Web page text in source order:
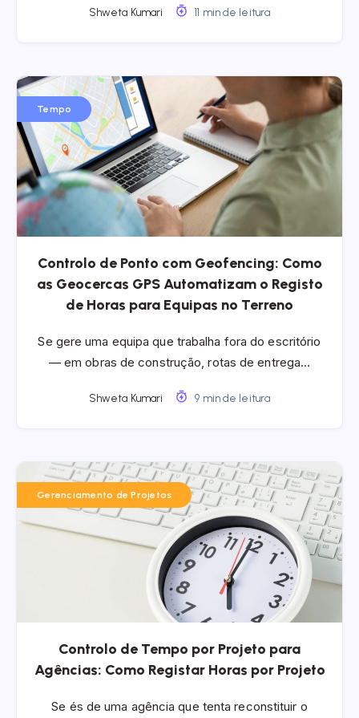
Shweta Kumari 11 min de leitura
Tempo
Controlo de Ponto com Geofencing: Como
as Geocercas GPS Automatizam o Registo
de Horas para Equipas no Terreno
Se gere uma equipa que trabalha fora do escritório
— em obras de construção, rotas de entrega…
Shweta Kumari 9 min de leitura
Gerenciamento de Projetos
Controlo de Tempo por Projeto para
Agências: Como Registar Horas por Projeto
Se és de uma agência que tenta reconstituir o